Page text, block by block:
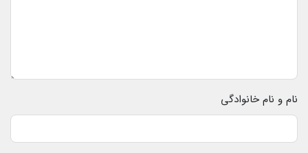
نام و نام خانوادگی